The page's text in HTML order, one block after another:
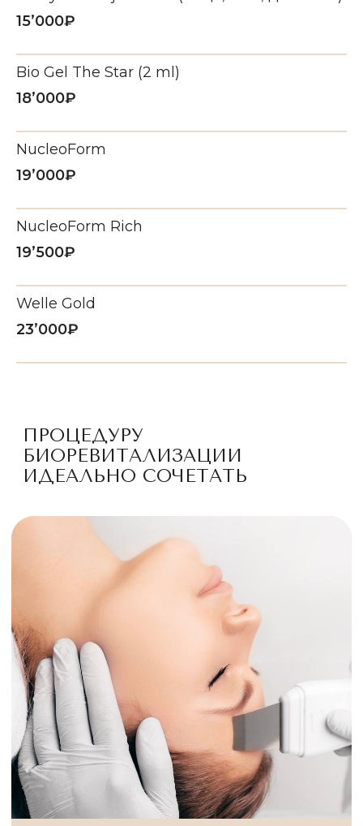
15’000₽
Bio Gel The Star (2 ml)
18’000₽
NucleoForm
19’000₽
NucleoForm Rich
19’500₽
Welle Gold
23’000₽
RF-ЛИФТИНГ VIVACE
Архитектура молодости вашего
SMAS ЛИФТИНГ
УЛЬТРАФОРМЕР
Написать в Telegram
Написать в MAX
г. Москва, Краснопролетарская ул., д. 7
МЕНЮ ИНФОРМАЦИЯ
КОНТАКТЫ
Главная
Специальные предложения
Наша команда
О нас
Отзывы
Контакты
Услуги
Популярные услуги